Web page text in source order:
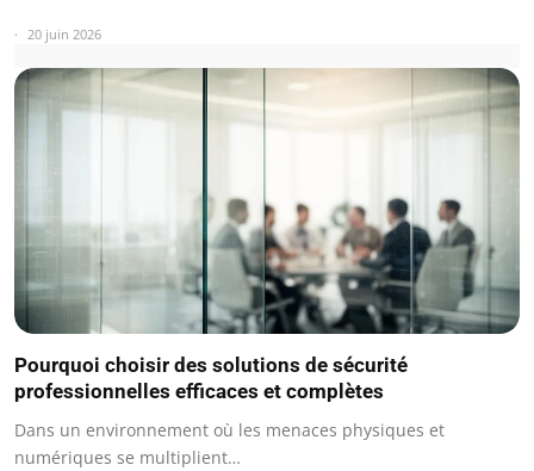
20 juin 2026
Pourquoi choisir des solutions de sécurité
professionnelles efficaces et complètes
Dans un environnement où les menaces physiques et
numériques se multiplient…